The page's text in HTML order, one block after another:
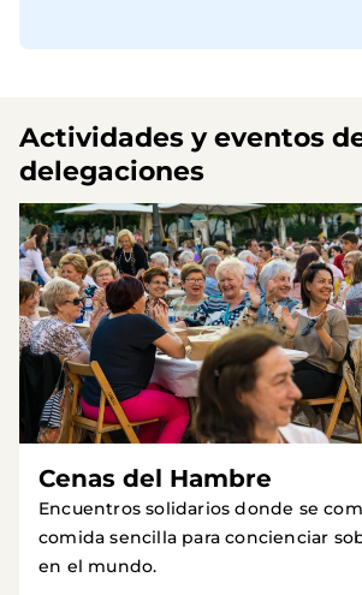
Actividades y eventos
delegaciones
Cenas del Hambre
Encuentros solidarios donde se
comida sencilla para concienciar
en el mundo.